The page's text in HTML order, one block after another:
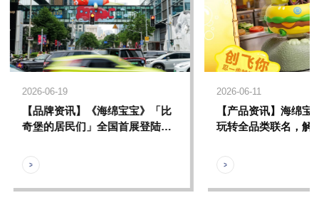
2026-06-19
【品牌资讯】《海绵宝宝》「比
奇堡的居民们」全国首展登陆上
2026-06-11
【产品资讯】海绵宝
玩转全品类联名，解